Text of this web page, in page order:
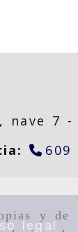
y de
nave 7
609
legal